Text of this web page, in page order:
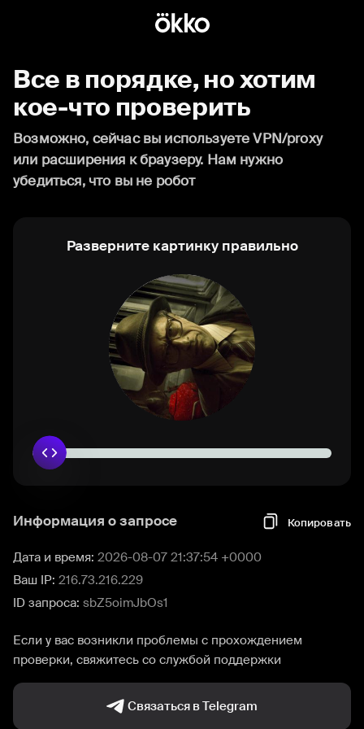
Все в порядке, но хотим
кое-что проверить
Возможно, сейчас вы используете VPN/proxy
или расширения к браузеру. Нам нужно
убедиться, что вы не робот
Разверните картинку правильно
Информация о запросе Копировать
Дата и время: 2026-08-07 21:37:54 +0000
Ваш IP: 216.73.216.229
ID запроса: sbZ5oimJbOs1
Если у вас возникли проблемы с прохождением
проверки, свяжитесь со службой поддержки
Связаться в Telegram